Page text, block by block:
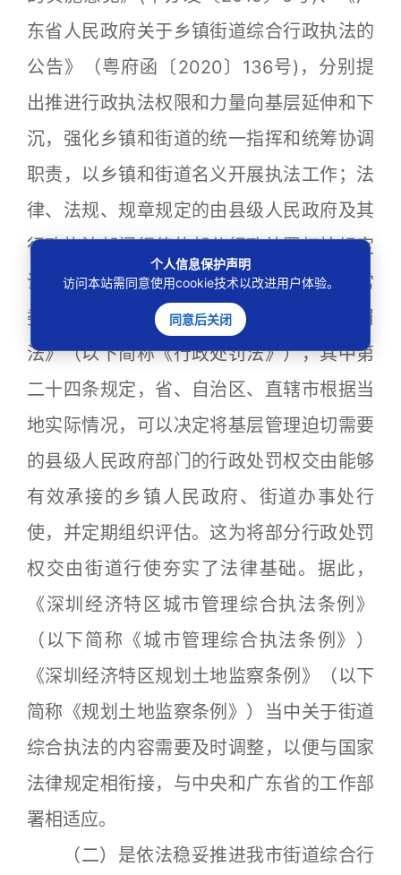
东省人民政府关于乡镇街道综合行政执法的
公告》（粤府函〔2020〕136号)，分别提
出推进行政执法权限和力量向基层延伸和下
沉，强化乡镇和街道的统一指挥和统筹协调
职责，以乡镇和街道名义开展执法工作；法
律、法规、规章规定的由县级人民政府及其
行政执法部门行使的部分行政处罚权按规定
调整由镇街实施。2021年1月，全国人大常
委会修订通过《中华人民共和国行政处罚
法》（以下简称《行政处罚法》），其中第
二十四条规定，省、自治区、直辖市根据当
地实际情况，可以决定将基层管理迫切需要
的县级人民政府部门的行政处罚权交由能够
有效承接的乡镇人民政府、街道办事处行
使，并定期组织评估。这为将部分行政处罚
权交由街道行使夯实了法律基础。据此，
《深圳经济特区城市管理综合执法条例》
（以下简称《城市管理综合执法条例》）
《深圳经济特区规划土地监察条例》（以下
简称《规划土地监察条例》）当中关于街道
综合执法的内容需要及时调整，以便与国家
法律规定相衔接，与中央和广东省的工作部
署相适应。
（二）是依法稳妥推进我市街道综合行
个人信息保护声明
访问本站需同意使用cookie技术以改进用户体验。
同意后关闭